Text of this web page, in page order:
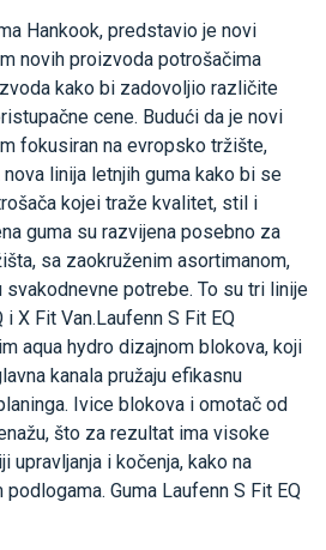
Hankook, predstavio je novi
novih proizvoda potrošačima
kako bi zadovoljio različite
cene. Budući da je novi
fokusiran na evropsko tržište,
linija letnjih guma kako bi se
kojei traže kvalitet, stil i
guma su razvijena posebno za
sa zaokruženim asortimanom,
svakodnevne potrebe. To su tri linije
i X Fit Van.Laufenn S Fit EQ
aqua hydro dizajnom blokova, koji
kanala pružaju efikasnu
Ivice blokova i omotač od
što za rezultat ima visoke
upravljanja i kočenja, kako na
Guma Laufenn S Fit EQ